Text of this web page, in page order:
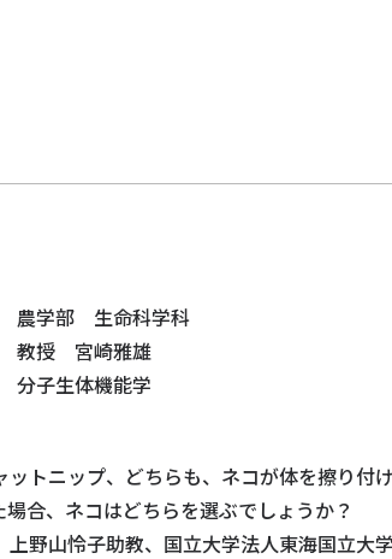
農学部 生命科学科
教授 宮崎雅雄
分子生体機能学
トニップ、どちらも、ネコが体を擦り付
合、ネコはどちらを選ぶでしょうか？
野山怜子助教、国立大学法人東海国立大